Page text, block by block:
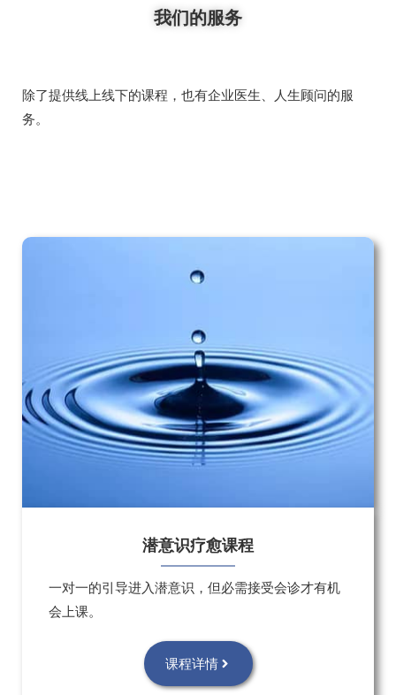
我们的服务
除了提供线上线下的课程，也有企业医生、人生顾问的服
务。
潜意识疗愈课程
一对一的引导进入潜意识，但必需接受会诊才有机
会上课。
课程详情